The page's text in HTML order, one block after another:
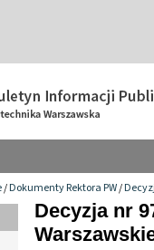
/Dokumenty Rektora PW/
Decyzja nr